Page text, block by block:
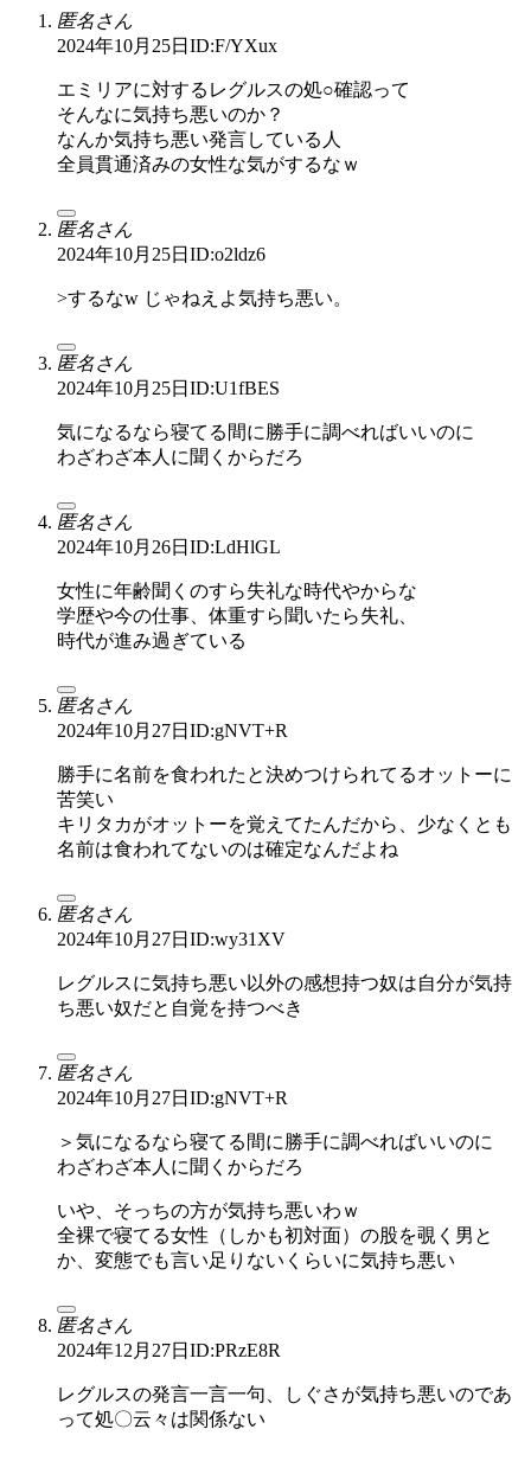
匿名さん
2024年10月25日 ID:F/YXux
エミリアに対するレグルスの処○確認って
そんなに気持ち悪いのか？
なんか気持ち悪い発言している人
全員貫通済みの女性な気がするなｗ
匿名さん
2024年10月25日 ID:o2ldz6
>するなw じゃねえよ気持ち悪い。
匿名さん
2024年10月25日 ID:U1fBES
気になるなら寝てる間に勝手に調べればいいのに
わざわざ本人に聞くからだろ
匿名さん
2024年10月26日 ID:LdHlGL
女性に年齢聞くのすら失礼な時代やからな
学歴や今の仕事、体重すら聞いたら失礼、
時代が進み過ぎている
匿名さん
2024年10月27日 ID:gNVT+R
勝手に名前を食われたと決めつけられてるオットーに
苦笑い
キリタカがオットーを覚えてたんだから、少なくとも
名前は食われてないのは確定なんだよね
匿名さん
2024年10月27日 ID:wy31XV
レグルスに気持ち悪い以外の感想持つ奴は自分が気持
ち悪い奴だと自覚を持つべき
匿名さん
2024年10月27日 ID:gNVT+R
＞気になるなら寝てる間に勝手に調べればいいのに
わざわざ本人に聞くからだろ
いや、そっちの方が気持ち悪いわｗ
全裸で寝てる女性（しかも初対面）の股を覗く男と
か、変態でも言い足りないくらいに気持ち悪い
匿名さん
2024年12月27日 ID:PRzE8R
レグルスの発言一言一句、しぐさが気持ち悪いのであ
って処〇云々は関係ない